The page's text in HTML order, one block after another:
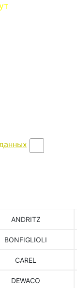
ANDRITZ
BONFIGLIOLI
CAREL
DEWACO